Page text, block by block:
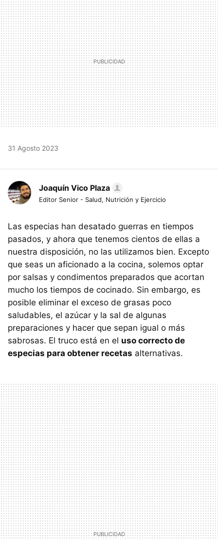
MAIL
31 Agosto 2023
Joaquín Vico Plaza
Editor Senior - Salud, Nutrición y Ejercicio
Las especias han desatado guerras en tiempos
pasados, y ahora que tenemos cientos de ellas a
nuestra disposición, no las utilizamos bien. Excepto
que seas un aficionado a la cocina, solemos optar
por salsas y condimentos preparados que acortan
mucho los tiempos de cocinado. Sin embargo, es
posible eliminar el exceso de grasas poco
saludables, el azúcar y la sal de algunas
preparaciones y hacer que sepan igual o más
sabrosas. El truco está en el uso correcto de
especias para obtener recetas alternativas.